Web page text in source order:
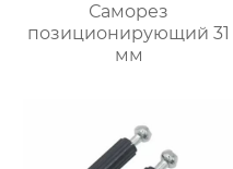
Саморез
позиционирующий 31
мм